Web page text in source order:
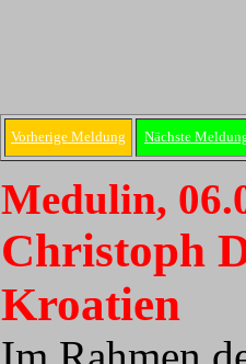
Vorherige Meldung Nächste
Medulin,
Christoph
Kroatien